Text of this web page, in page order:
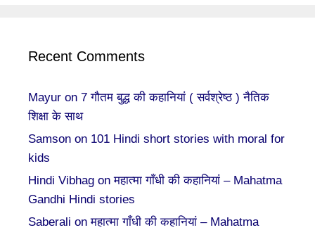
Recent Comments
Mayur on 7 गौतम बुद्ध की कहानियां ( सर्वश्रेष्ठ ) नैतिक
शिक्षा के साथ
Samson on 101 Hindi short stories with moral for
kids
Hindi Vibhag onमहात्मा गाँधी की कहानियां – Mahatma
Gandhi Hindi stories
Saberali onमहात्मा गाँधी की कहानियां – Mahatma